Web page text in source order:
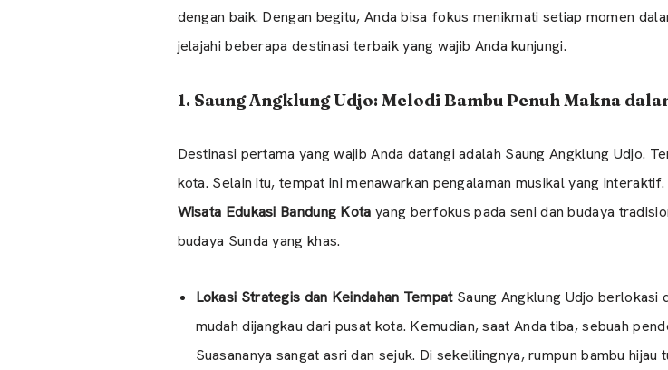
dengan baik. Dengan begitu, Anda bisa fokus menikmati setiap momen
jelajahi beberapa destinasi terbaik yang wajib Anda kunjungi.
1. Saung Angklung Udjo: Melodi Bambu Penuh Makna
Destinasi pertama yang wajib Anda datangi adalah Saung Angklung Udjo.
kota. Selain itu, tempat ini menawarkan pengalaman musikal yang
Wisata Edukasi Bandung Kota yang berfokus pada seni dan budaya
budaya Sunda yang khas.
Lokasi Strategis dan Keindahan TempatSaung Angklung Udjo berlokasi
mudah dijangkau dari pusat kota. Kemudian, saat Anda tiba, sebuah
Suasananya sangat asri dan sejuk. Di sekelilingnya, rumpun bambu